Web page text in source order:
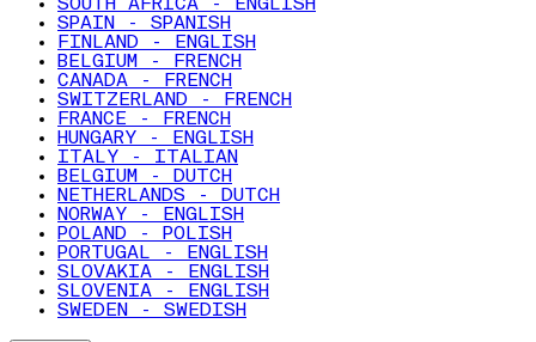
SOUTH AFRICA - ENGLISH
SPAIN - SPANISH
FINLAND - ENGLISH
BELGIUM - FRENCH
CANADA - FRENCH
SWITZERLAND - FRENCH
FRANCE - FRENCH
HUNGARY - ENGLISH
ITALY - ITALIAN
BELGIUM - DUTCH
NETHERLANDS - DUTCH
NORWAY - ENGLISH
POLAND - POLISH
PORTUGAL - ENGLISH
SLOVAKIA - ENGLISH
SLOVENIA - ENGLISH
SWEDEN - SWEDISH